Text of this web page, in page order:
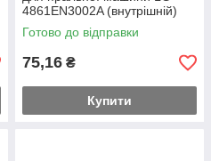
4861EN3002A (внутрішній)
Готово до відправки
75,16 ₴
Купити